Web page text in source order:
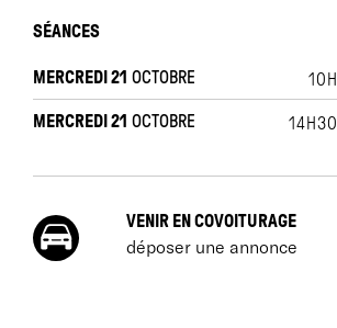
SÉANCES
MERCREDI 21 OCTOBRE 10H
MERCREDI 21 OCTOBRE 14H30
VENIR EN COVOITURAGE
déposer une annonce